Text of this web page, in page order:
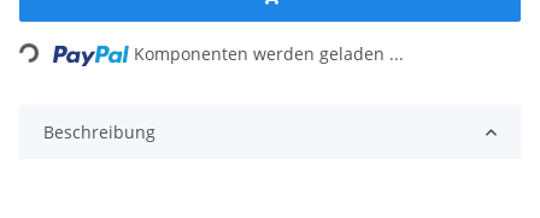
Komponenten werden geladen ...
Beschreibung